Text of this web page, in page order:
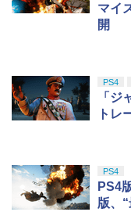
マイ
開
PS4
「ジ
トレ
PS4
PS4
版、